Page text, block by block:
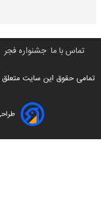
تماس با ما جشنواره فجر
تمامی حقوق این سایت متعلق